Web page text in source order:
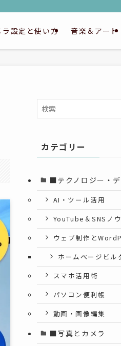
ラ設定と使い方 音楽＆アート
カテゴリー
■テクノロジー・
AI・ツール活用
YouTube＆SNSノ
ウェブ制作と
ホームページビル
スマホ活用術
パソコン便利帳
動画・画像編集
■写真とカメラ